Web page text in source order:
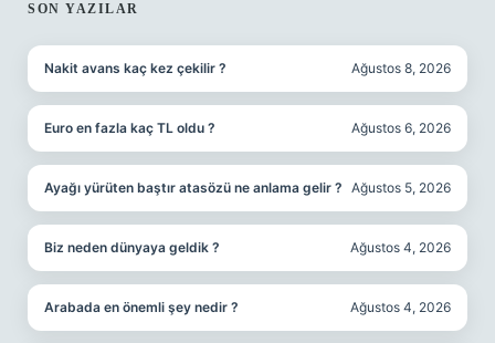
SIDEBAR
SON YAZILAR
Nakit avans kaç kez çekilir ? Ağustos 8, 2026
Euro en fazla kaç TL oldu ? Ağustos 6, 2026
Ayağı yürüten baştır atasözü ne anlama gelir ? Ağustos 5, 2026
Biz neden dünyaya geldik ? Ağustos 4, 2026
Arabada en önemli şey nedir ? Ağustos 4, 2026